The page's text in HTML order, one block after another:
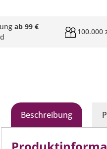
ab 99 €
100.000
Beschreibung